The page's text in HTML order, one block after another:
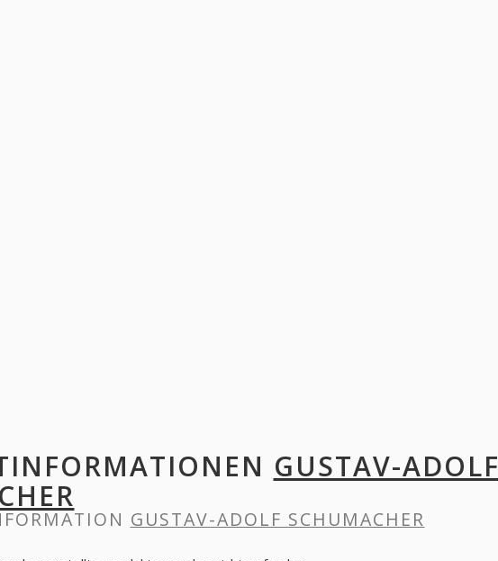
GUSTAV-ADOLF
GUSTAV-ADOLF SCHUMACHER